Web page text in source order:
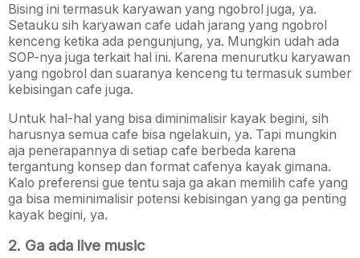
Bising ini termasuk karyawan yang ngobrol juga, ya.
Setauku sih karyawan cafe udah jarang yang ngobrol
kenceng ketika ada pengunjung, ya. Mungkin udah ada
SOP-nya juga terkait hal ini. Karena menurutku karyawan
yang ngobrol dan suaranya kenceng tu termasuk sumber
kebisingan cafe juga.
Untuk hal-hal yang bisa diminimalisir kayak begini, sih
harusnya semua cafe bisa ngelakuin, ya. Tapi mungkin
aja penerapannya di setiap cafe berbeda karena
tergantung konsep dan format cafenya kayak gimana.
Kalo preferensi gue tentu saja ga akan memilih cafe yang
ga bisa meminimalisir potensi kebisingan yang ga penting
kayak begini, ya.
2. Ga ada live music